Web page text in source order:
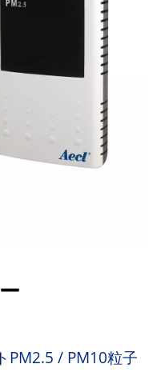
PM2.5 / PM10粒子